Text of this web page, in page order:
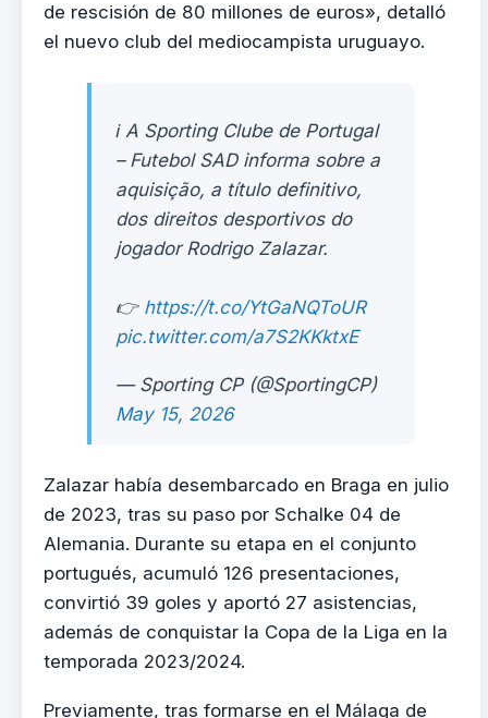
de rescisión de 80 millones de euros», detalló
el nuevo club del mediocampista uruguayo.
ℹ️ A Sporting Clube de Portugal
– Futebol SAD informa sobre a
aquisição, a título definitivo,
dos direitos desportivos do
jogador Rodrigo Zalazar.
👉 https://t.co/YtGaNQToUR
pic.twitter.com/a7S2KKktxE
— Sporting CP (@SportingCP)
May 15, 2026
Zalazar había desembarcado en Braga en julio
de 2023, tras su paso por Schalke 04 de
Alemania. Durante su etapa en el conjunto
portugués, acumuló 126 presentaciones,
convirtió 39 goles y aportó 27 asistencias,
además de conquistar la Copa de la Liga en la
temporada 2023/2024.
Previamente, tras formarse en el Málaga de